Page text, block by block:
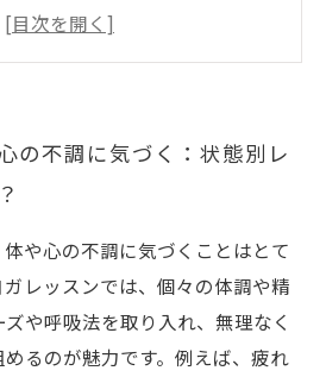
スンで体と心のバランスが劇
へ
ガレッスンで理想的な心身の
！短時間で効果を実感できる
ン
クゼーション術：状態別ヨガ
の不調に気づく：状態別レ
や心の不調に気づくことはとて
レッスンでは、個々の体調や精
や呼吸法を取り入れ、無理なく
るのが魅力です。例えば、疲れ